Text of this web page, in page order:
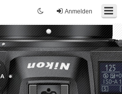
Anmelden